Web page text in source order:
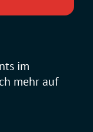
im
mehr auf